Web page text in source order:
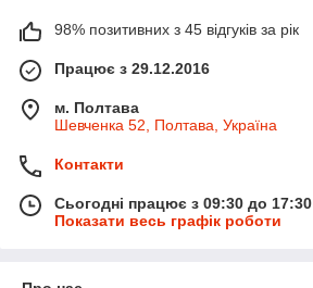
98% позитивних з 45 відгуків за рік
Працює з 29.12.2016
м. Полтава
Шевченка 52, Полтава, Україна
Контакти
Сьогодні працює з 09:30 до 17:30
Показати весь графік роботи